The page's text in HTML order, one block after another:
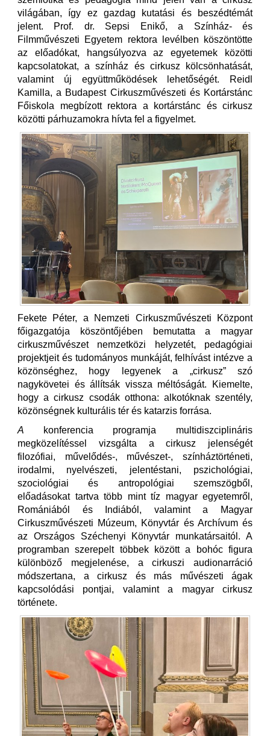
világában, így ez gazdag kutatási és beszédtémát
jelent. Prof. dr. Sepsi Enikő, a Színház- és
Filmművészeti Egyetem rektora levélben köszöntötte
az előadókat, hangsúlyozva az egyetemek közötti
kapcsolatokat, a színház és cirkusz kölcsönhatását,
valamint új együttműködések lehetőségét. Reidl
Kamilla, a Budapest Cirkuszművészeti és Kortárstánc
Főiskola megbízott rektora a kortárstánc és cirkusz
közötti párhuzamokra hívta fel a figyelmet.
Fekete Péter, a Nemzeti Cirkuszművészeti Központ
főigazgatója köszöntőjében bemutatta a magyar
cirkuszművészet nemzetközi helyzetét, pedagógiai
projektjeit és tudományos munkáját, felhívást intézve a
közönséghez, hogy legyenek a „cirkusz” szó
nagykövetei és állítsák vissza méltóságát. Kiemelte,
hogy a cirkusz csodák otthona: alkotóknak szentély,
közönségnek kulturális tér és katarzis forrása.
A
konferencia programja multidiszciplináris
megközelítéssel vizsgálta a cirkusz jelenségét
filozófiai, művelődés-, művészet-, színháztörténeti,
irodalmi, nyelvészeti, jelentéstani, pszichológiai,
szociológiai és antropológiai szemszögből,
előadásokat tartva több mint tíz magyar egyetemről,
Romániából és Indiából, valamint a Magyar
Cirkuszművészeti Múzeum, Könyvtár és Archívum és
az Országos Széchenyi Könyvtár munkatársaitól. A
programban szerepelt többek között a bohóc figura
különböző megjelenése, a cirkuszi audionarráció
módszertana, a cirkusz és más művészeti ágak
kapcsolódási pontjai, valamint a magyar cirkusz
története.